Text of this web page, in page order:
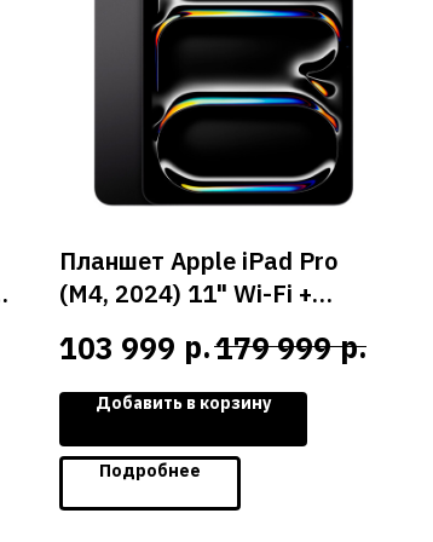
Планшет Apple iPad Pro
(M4, 2024) 11" Wi-Fi +
Black / Черный космос)
103 999 р.179 999 р.
Добавить в корзину
Подробнее